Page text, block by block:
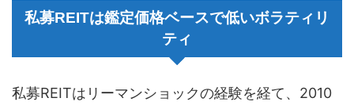
私募REITは鑑定価格ベースで低いボラティリ
ティ
私募REITはリーマンショックの経験を経て、2010